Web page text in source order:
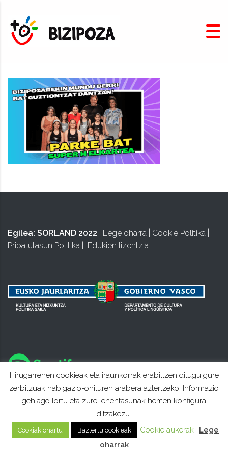
Egilea: SORLAND 2022 Lege oharra Cookie Politika
Pribatutasun Politika
Edukien lizentzia
Hirugarrenen cookieak eta iraunkorrak erabiltzen ditugu gure
zerbitzuak nabigazio-ohituren arabera aztertzeko. Informazio
gehiago lortu eta zure lehentasunak hemen konfigura
ditzakezu.
Cookiak onartu Baztertu cookieak Cookie aukerak
Lege
oharrak